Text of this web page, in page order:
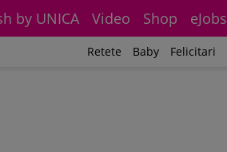
by UNICA Video Shop eJobs
Retete Baby Felicitari